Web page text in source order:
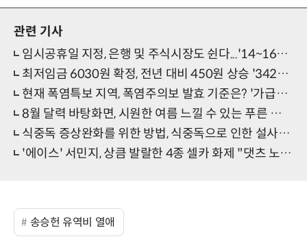
관련 기사
임시공휴일 지정, 은행 및 주식시장도 쉰다...'14~16일 연속 3일 연휴'
최저임금 6030원 확정, 전년 대비 450원 상승 '342만 명 영향받는다'
현재 폭염특보 지역, 폭염주의보 발효 기준은? '가급적 외출 자제+수분 섭취' 중요
8월 달력 바탕화면, 시원한 여름 느낄 수 있는 푸른 화면..'나도 바꿔볼까?'
식중독 증상완화를 위한 방법, 식중독으로 인한 설사는? '노로바이러스 배출' 중요
'에이스' 서민지, 상큼 발랄한 4종 셀카 화제 "댓츠 노노" 웃음
송승헌 유역비 열애